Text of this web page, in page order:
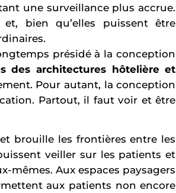
une surveillance plus accrue.
bien qu’elles puissent être
présidé à la conception
des architectures hôtelière et
Pour autant, la conception
Partout, il faut voir et être
brouille les frontières entre les
veiller sur les patients et
mêmes. Aux espaces paysagers
aux patients non encore